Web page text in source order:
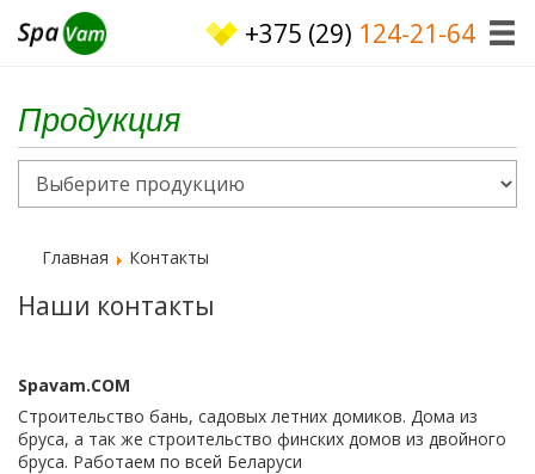
+375 (29) 124-21-64
Продукция
Главная Контакты
Наши контакты
Spavam.COM
Строительство бань, садовых летних домиков. Дома из
бруса, а так же строительство финских домов из двойного
бруса. Работаем по всей Беларуси